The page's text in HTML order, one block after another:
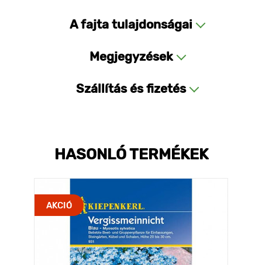
A fajta tulajdonságai
Megjegyzések
Szállítás és fizetés
HASONLÓ TERMÉKEK
AKCIÓ